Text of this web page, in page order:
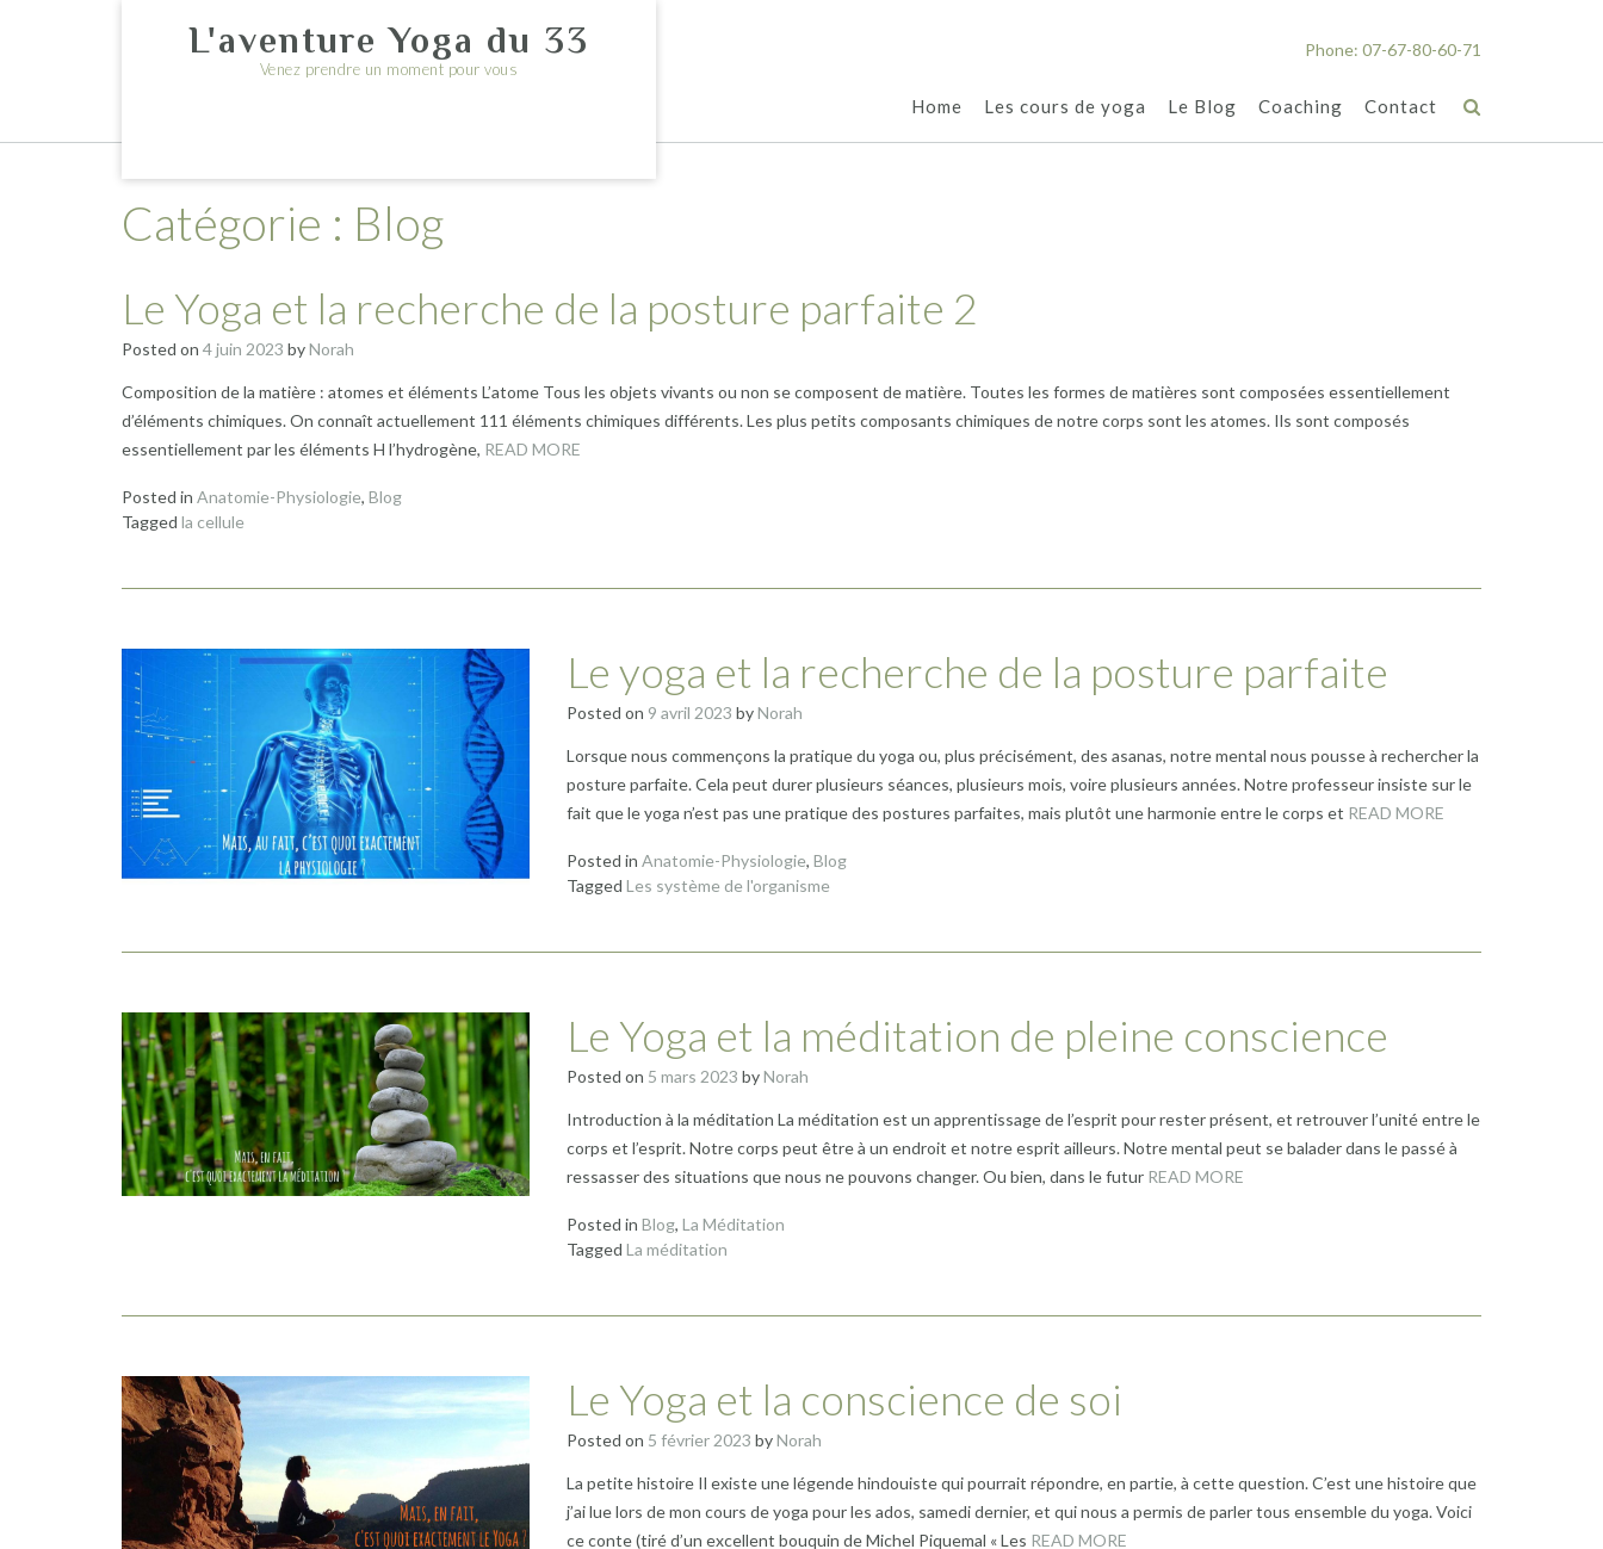
L'aventure Yoga du 33
Venez prendre un moment pour vous
Phone: 07-67-80-60-71
Home Les cours de yoga Le Blog Coaching Contact
Catégorie : Blog
Le Yoga et la recherche de la posture parfaite 2
Posted on 4 juin 2023 byNorah
Composition de la matière : atomes et éléments L’atome Tous les objets vivants ou non se composent de matière. Toutes les formes de matières sont composées essentiellement
d’éléments chimiques. On connaît actuellement 111 éléments chimiques différents. Les plus petits composants chimiques de notre corps sont les atomes. Ils sont composés
essentiellement par les éléments H l’hydrogène, READ MORE
Posted in Anatomie-Physiologie, Blog
Tagged la cellule
Le yoga et la recherche de la posture parfaite
Posted on 9 avril 2023 byNorah
Lorsque nous commençons la pratique du yoga ou, plus précisément, des asanas, notre mental nous pousse à rechercher la
posture parfaite. Cela peut durer plusieurs séances, plusieurs mois, voire plusieurs années. Notre professeur insiste sur le
fait que le yoga n’est pas une pratique des postures parfaites, mais plutôt une harmonie entre le corps et READ MORE
Posted in Anatomie-Physiologie, Blog
Tagged Les système de l'organisme
Le Yoga et la méditation de pleine conscience
Posted on 5 mars 2023 byNorah
Introduction à la méditation La méditation est un apprentissage de l’esprit pour rester présent, et retrouver l’unité entre le
corps et l’esprit. Notre corps peut être à un endroit et notre esprit ailleurs. Notre mental peut se balader dans le passé à
ressasser des situations que nous ne pouvons changer. Ou bien, dans le futur READ MORE
Posted in Blog, La Méditation
Tagged La méditation
Le Yoga et la conscience de soi
Posted on 5 février 2023 byNorah
La petite histoire Il existe une légende hindouiste qui pourrait répondre, en partie, à cette question. C’est une histoire que
j’ai lue lors de mon cours de yoga pour les ados, samedi dernier, et qui nous a permis de parler tous ensemble du yoga. Voici
ce conte (tiré d’un excellent bouquin de Michel Piquemal « Les READ MORE